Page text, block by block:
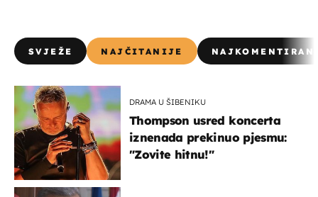
SVJEŽE NAJČITANIJE
DRAMA U ŠIBENIKU
Thompson usred koncerta
iznenada prekinuo pjesmu:
"Zovite hitnu!"